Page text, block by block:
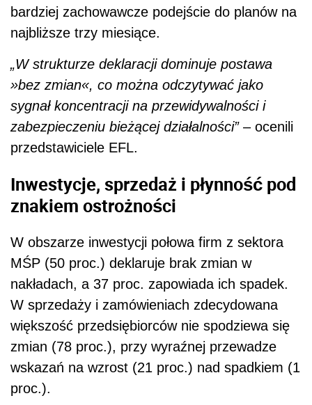
bardziej zachowawcze podejście do planów na
najbliższe trzy miesiące.
„W strukturze deklaracji dominuje postawa
»bez zmian«, co można odczytywać jako
sygnał koncentracji na przewidywalności i
zabezpieczeniu bieżącej działalności”– ocenili
przedstawiciele EFL.
Inwestycje, sprzedaż i płynność pod
znakiem ostrożności
W obszarze inwestycji połowa firm z sektora
MŚP (50 proc.) deklaruje brak zmian w
nakładach, a 37 proc. zapowiada ich spadek.
W sprzedaży i zamówieniach zdecydowana
większość przedsiębiorców nie spodziewa się
zmian (78 proc.), przy wyraźnej przewadze
wskazań na wzrost (21 proc.) nad spadkiem (1
proc.).